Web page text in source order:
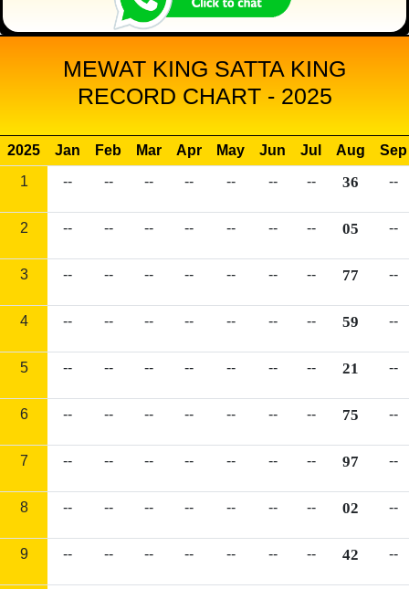
MEWAT KING SATTA KING
RECORD CHART - 2025
2025 Jan Feb Mar Apr May Jun Jul Aug
Sep
1
-- -- -- -- -- -- -- 36 --
2 -- -- -- -- -- -- -- 05 --
3 -- -- -- -- -- -- -- 77 --
4 -- -- -- -- -- -- -- 59 --
5 -- -- -- -- -- -- -- 21 --
6 -- -- -- -- -- -- -- 75 --
7 -- -- -- -- -- -- -- 97 --
8 -- -- -- -- -- -- -- 02 --
9 -- -- -- -- -- -- -- 42 --